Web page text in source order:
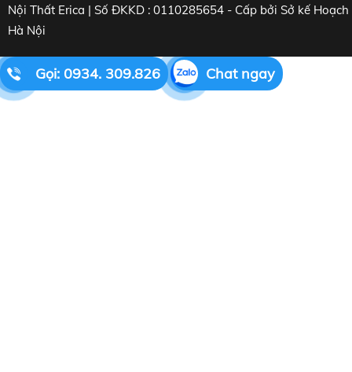
Nội Thất Erica | Số ĐKKD : 0110285654 - Cấp bởi Sở kế
Hà Nội
Gọi: 0934. 309.826 Chat ngay